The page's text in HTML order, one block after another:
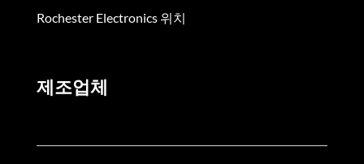
Rochester Electronics 위치
제조업체